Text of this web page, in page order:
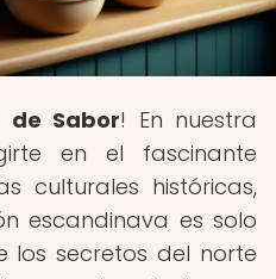
de Sabor! En nuestra
en el fascinante
culturales históricas,
escandinava es solo
los secretos del norte